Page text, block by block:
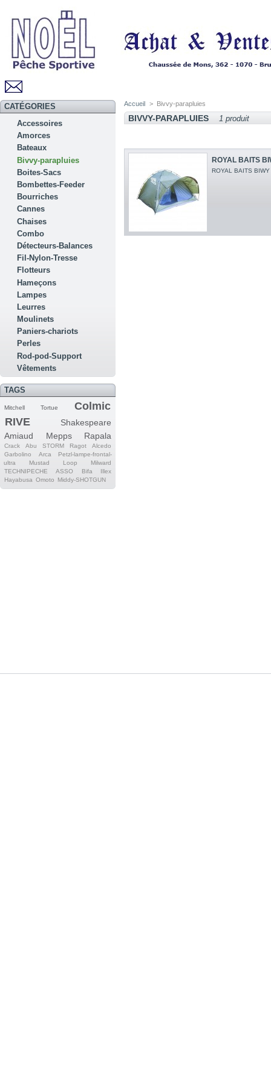
CATÉGORIES
Accessoires
Amorces
Bateaux
Bivvy-parapluies
Boites-Sacs
Bombettes-Feeder
Bourriches
Cannes
Chaises
Combo
Détecteurs-Balances
Fil-Nylon-Tresse
Flotteurs
Hameçons
Lampes
Leurres
Moulinets
Paniers-chariots
Perles
Rod-pod-Support
Vêtements
TAGS
Mitchell Tortue
Colmic
RIVE
Shakespeare
Amiaud
Mepps Rapala
Crack Abu STORM Ragot
Alcedo
Garbolino
Arca
Petzl-lampe-frontal-
ultra
Mustad Loop
Milward
TECHNIPECHE
ASSO Bifa
Illex
Hayabusa Omoto Middy-SHOTGUN
Accueil > Bivvy-parapluies
BIVVY-PARAPLUIES 1 produit
ROYAL BAITS
ROYAL BAITS